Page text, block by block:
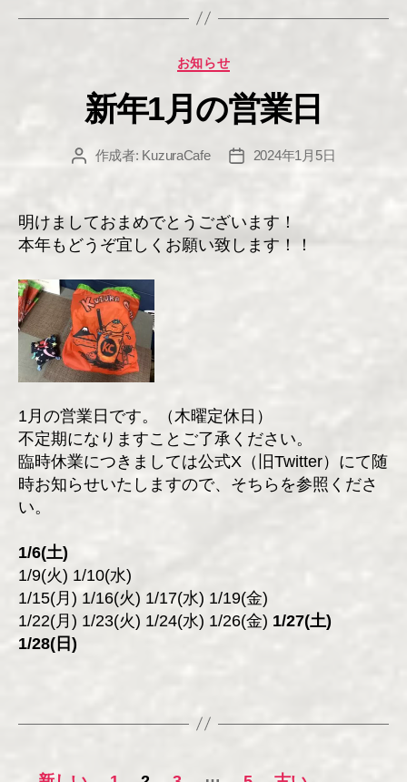
カ
ゴ
リ
お知らせ
新年1月の営業日
投 作成者: KuzuraCafe
投
2024年1月5日
明けましておまめでとうございます！
本年もどうぞ宜しくお願い致します！！
1月の営業日です。（木曜定休日）
不定期になりますことご了承ください。
臨時休業につきましては公式X（旧Twitter）にて随
時お知らせいたしますので、そちらを参照くださ
い。
1/6(土)
1/9(火) 1/10(水)
1/15(月) 1/16(火) 1/17(水) 1/19(金)
1/22(月) 1/23(火) 1/24(水) 1/26(金) 1/27(土)
1/28(日)
投 …